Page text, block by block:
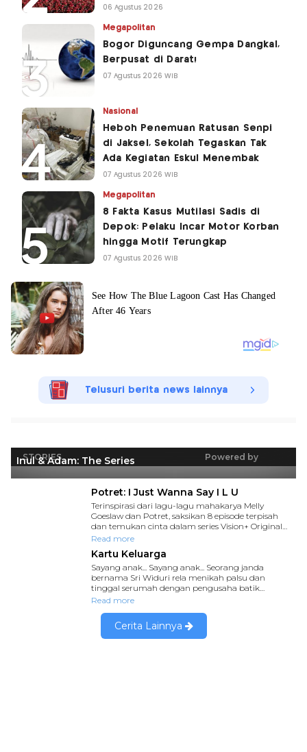
06 Agustus 2026
Megapolitan
Bogor Diguncang Gempa Dangkal,
Berpusat di Darat!
07 Agustus 2026 WIB
Nasional
Heboh Penemuan Ratusan Senpi
di Jaksel, Sekolah Tegaskan Tak
Ada Kegiatan Eskul Menembak
07 Agustus 2026 WIB
Megapolitan
8 Fakta Kasus Mutilasi Sadis di
Depok: Pelaku Incar Motor Korban
hingga Motif Terungkap
07 Agustus 2026 WIB
Telusuri berita news lainnya